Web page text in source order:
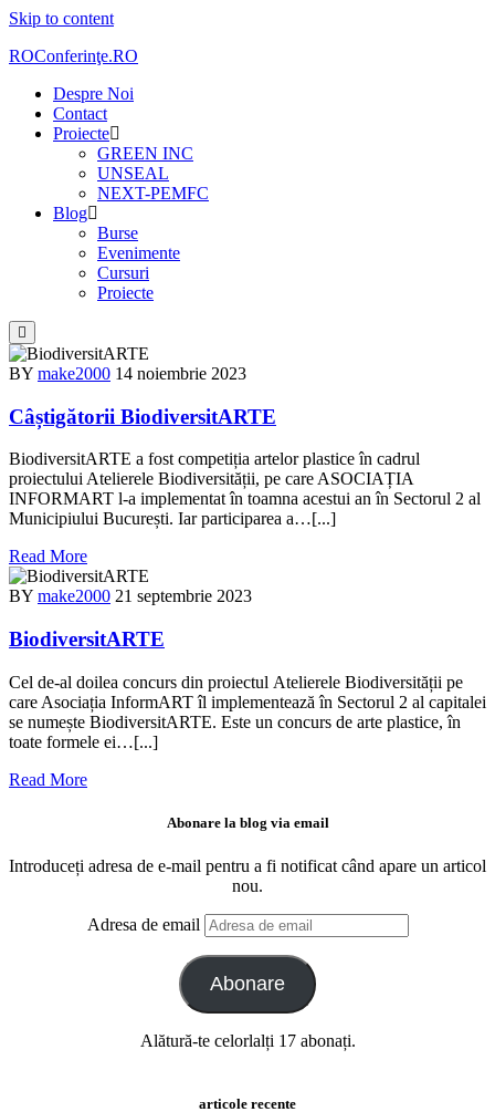
Skip to content
ROConferinţe.RO
Despre Noi
Contact
Proiecte
GREEN INC
UNSEAL
NEXT-PEMFC
Blog
Burse
Evenimente
Cursuri
Proiecte
BY make2000 14 noiembrie 2023
Câștigătorii BiodiversitARTE
BiodiversitARTE a fost competiția artelor plastice în cadrul
proiectului Atelierele Biodiversității, pe care ASOCIAȚIA
INFORMART l-a implementat în toamna acestui an în Sectorul 2 al
Municipiului București. Iar participarea a…[...]
Read More
BY make2000 21 septembrie 2023
BiodiversitARTE
Cel de-al doilea concurs din proiectul Atelierele Biodiversității pe
care Asociația InformART îl implementează în Sectorul 2 al capitalei
se numește BiodiversitARTE. Este un concurs de arte plastice, în
toate formele ei…[...]
Read More
Abonare la blog via email
Introduceți adresa de e-mail pentru a fi notificat când apare un articol
nou.
Adresa de email
Abonare
Alătură-te celorlalți 17 abonați.
articole recente